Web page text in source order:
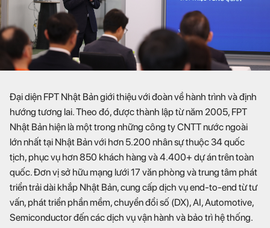
Đại diện FPT Nhật Bản giới thiệu với đoàn về hành trình và định
hướng tương lai. Theo đó, được thành lập từ năm 2005, FPT
Nhật Bản hiện là một trong những công ty CNTT nước ngoài
lớn nhất tại Nhật Bản với hơn 5.200 nhân sự thuộc 34 quốc
tịch, phục vụ hơn 850 khách hàng và 4.400+ dự án trên toàn
quốc. Đơn vị sở hữu mạng lưới 17 văn phòng và trung tâm phát
triển trải dài khắp Nhật Bản, cung cấp dịch vụ end-to-end từ tư
vấn, phát triển phần mềm, chuyển đổi số (DX), AI, Automotive,
Semiconductor đến các dịch vụ vận hành và bảo trì hệ thống.